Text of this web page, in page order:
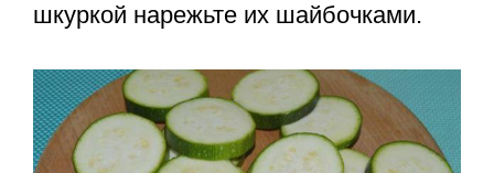
шкуркой нарежьте их шайбочками.